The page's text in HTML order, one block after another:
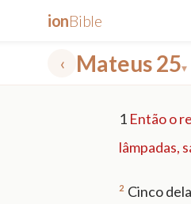
ionBible
‹ Mateus 25▾
1 Então o
lâmpadas,
2 Cinco